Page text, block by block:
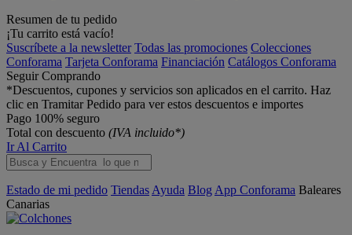
Resumen de tu pedido
¡Tu carrito está vacío!
Suscríbete a la newsletter Todas las promociones Colecciones
Conforama Tarjeta Conforama Financiación Catálogos Conforama
Seguir Comprando
*Descuentos, cupones y servicios son aplicados en el carrito. Haz
clic en Tramitar Pedido para ver estos descuentos e importes
Pago 100% seguro
Total con descuento (IVA incluido*)
Ir Al Carrito
Estado de mi pedido Tiendas Ayuda Blog App Conforama Baleares
Canarias